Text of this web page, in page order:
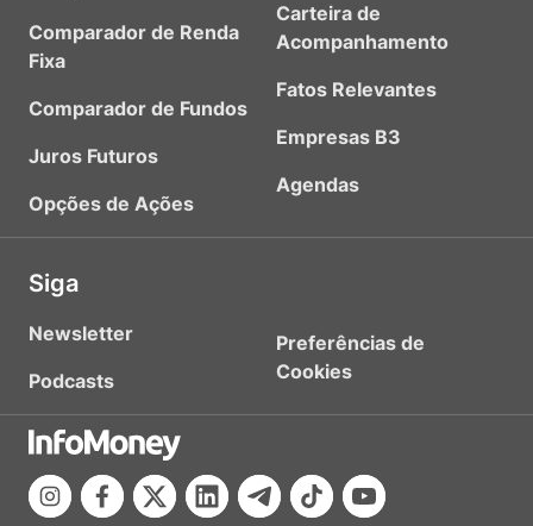
Comparador de Renda
Fixa
Comparador de Fundos
Juros Futuros
Opções de Ações
Carteira de
Acompanhamento
Fatos Relevantes
Empresas B3
Agendas
Siga
Newsletter
Podcasts
Preferências de
Cookies